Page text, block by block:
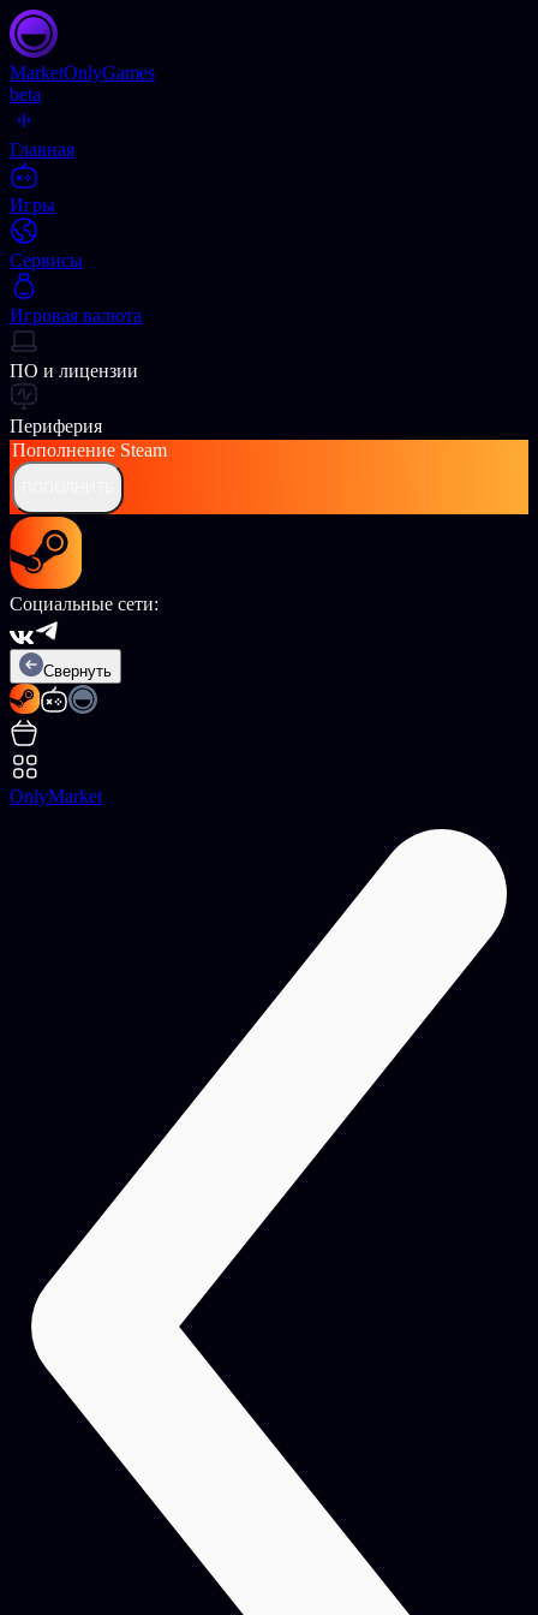
MarketOnlyGames
beta
Главная
Игры
Сервисы
Игровая валюта
ПО и лицензии
Периферия
Пополнение Steam
Социальные сети:
Свернуть
OnlyMarket